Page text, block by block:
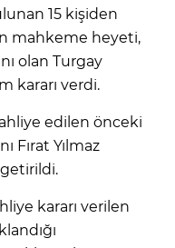
15 kişiden
mahkeme heyeti,
olan Turgay
kararı verdi.
edilen önceki
Fırat Yılmaz
getirildi.
kararı verilen